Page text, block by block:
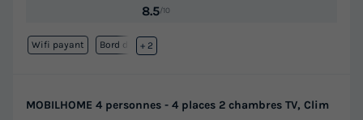
8.5/10
Wifi payant Bord de mer
+ 2
MOBILHOME 4 personnes - 4 places 2 chambres TV, Clim